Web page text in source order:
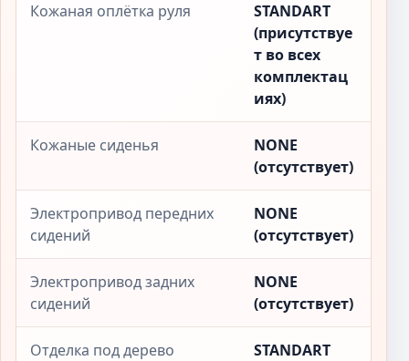
Кожаная оплётка руля
STANDART
(присутствуе
т во всех
комплектац
иях)
Кожаные сиденья
NONE
(отсутствует)
Электропривод передних
сидений
NONE
(отсутствует)
Электропривод задних
сидений
NONE
(отсутствует)
Отделка под дерево
STANDART